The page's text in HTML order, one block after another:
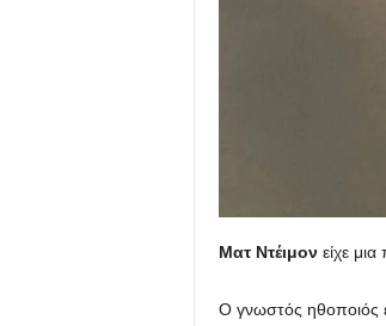
Ματ Ντέιμονείχε
Ο γνωστός ηθοποιός